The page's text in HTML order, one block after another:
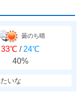
曇のち晴
33℃ / 24℃
40%
いな